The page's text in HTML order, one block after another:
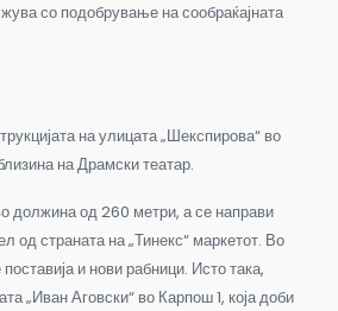
со подобрување на сообраќајната
на улицата „Шекспирова“ во
на Драмски театар.
должина од 260 метри, а се направи
од страната на „Тинекс“ маркетот. Во
и нови рабници. Исто така,
„Иван Аговски“ во Карпош 1, која доби